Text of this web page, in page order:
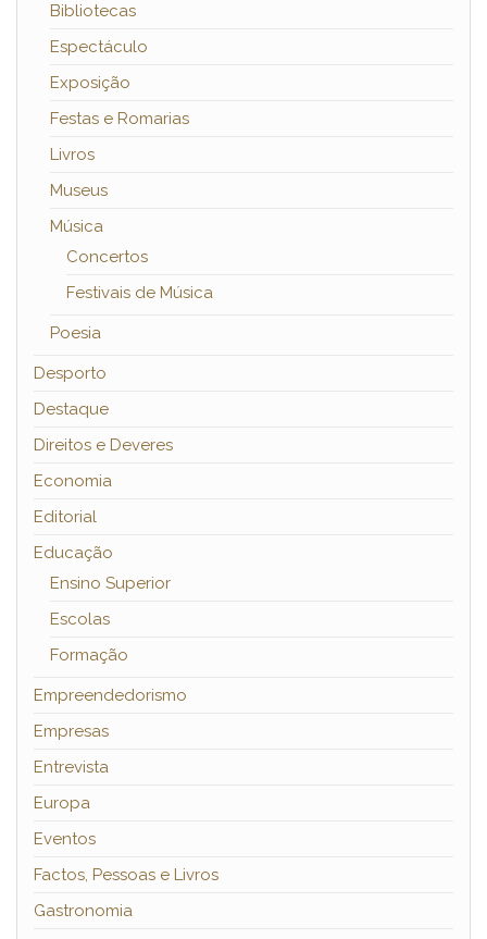
Bibliotecas
Espectáculo
Exposição
Festas e Romarias
Livros
Museus
Música
Concertos
Festivais de Música
Poesia
Desporto
Destaque
Direitos e Deveres
Economia
Editorial
Educação
Ensino Superior
Escolas
Formação
Empreendedorismo
Empresas
Entrevista
Europa
Eventos
Factos, Pessoas e Livros
Gastronomia